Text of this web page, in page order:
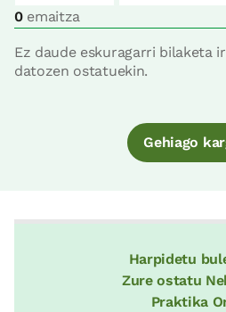
0emaitza
Ez daude eskuragarri bilaketa
datozen ostatuekin.
Gehiago
Harpidetu
Zure ostatu
Praktika